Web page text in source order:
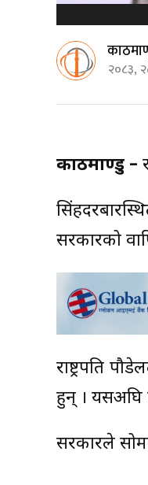
२०८३,
काठमाण्डु –
सरकारको
राष्ट्रपति
हुन् । यसअघि
सरकारले